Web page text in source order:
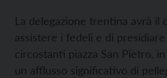
La delegazione trentina avrà il
assistere i fedeli e di
circostanti piazza San Pietro,
un afflusso significativo di